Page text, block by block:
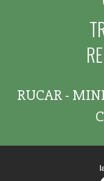
RUCAR -